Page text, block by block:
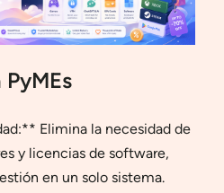
Elimina la necesidad de
y licencias de software,
en un solo sistema.